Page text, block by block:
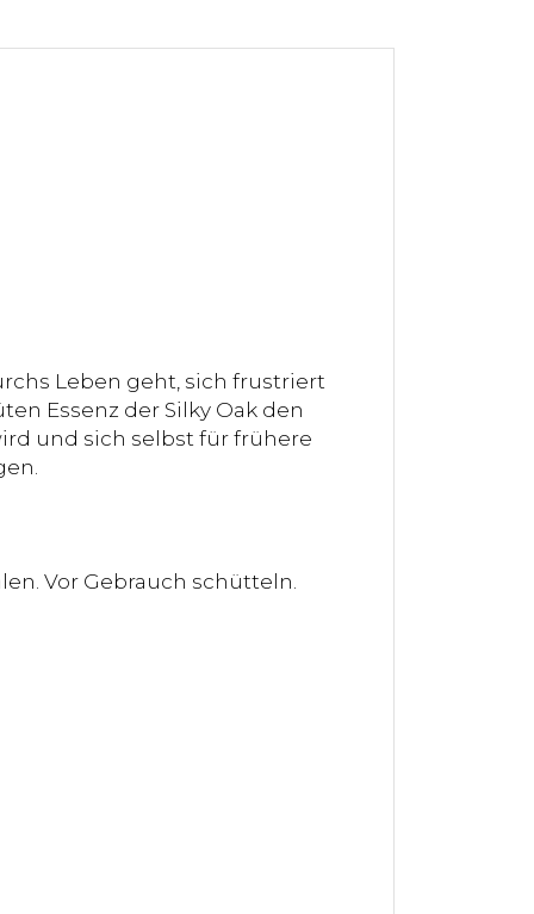
Leben geht, sich frustriert
Essenz der Silky Oak den
und sich selbst für frühere
Vor Gebrauch schütteln.